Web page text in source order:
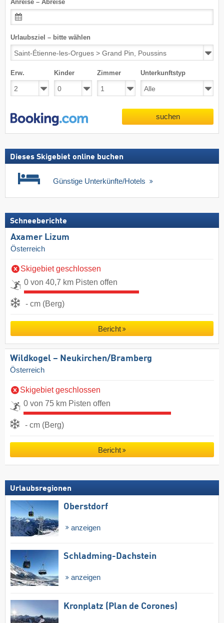
Anreise – Abreise
Urlaubsziel – bitte wählen
Erw. Kinder Zimmer Unterkunftstyp
suchen
Dieses Skigebiet online buchen
Günstige Unterkünfte/Hotels
Schneeberichte
Axamer Lizum
Österreich
Skigebiet geschlossen
0 von 40,7 km Pisten offen
- cm (Berg)
Bericht
Wildkogel – Neukirchen/​Bramberg
Österreich
Skigebiet geschlossen
0 von 75 km Pisten offen
- cm (Berg)
Bericht
Urlaubsregionen
Oberstdorf
anzeigen
Schladming-Dachstein
anzeigen
Kronplatz (Plan de Corones)